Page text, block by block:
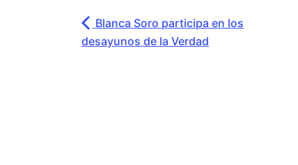
Blanca Soro participa en los
desayunos de la Verdad